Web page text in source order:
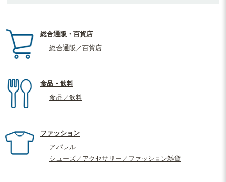
総合通販・百貨店
総合通販／百貨店
食品・飲料
食品／飲料
ファッション
アパレル
シューズ／アクセサリー／ファッション雑貨